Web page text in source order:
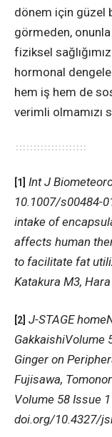
dönem için güzel
görmeden,
fiziksel
hormonal
hem iş hem de
verimli olmamızı
[1]
Int J
10.1007/s00484-
intake of
affects human
to facilitate fat
Katakura M3, Hara
[2] J-STAGE
GakkaishiVolume
Ginger on
Fujisawa,
Volume 58 Issue
doi.org/10.4327/